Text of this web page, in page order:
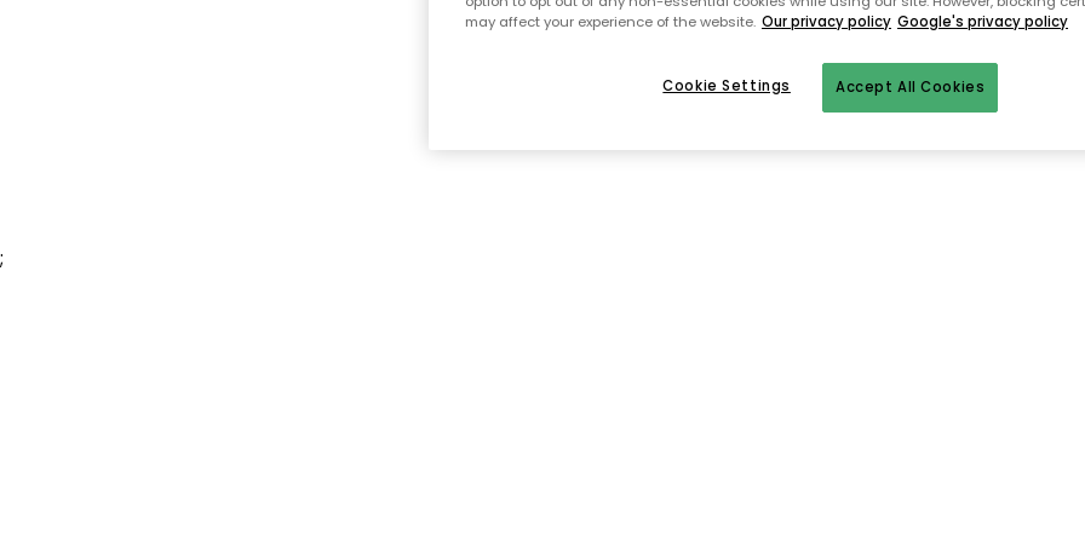
Takaisin aloitussivulle
;
may affect your experience of the website. Our privacy policy Google's privacy policy
Accept All Cookies
Cookie Settings